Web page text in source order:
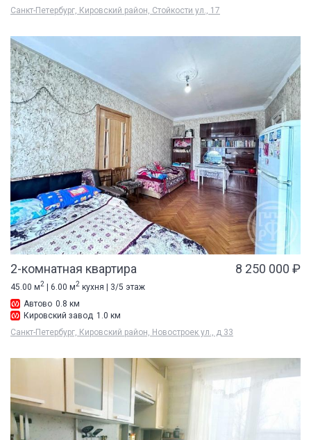
Санкт-Петербург, Кировский район, Стойкости ул., 17
2-комнатная квартира 8 250 000 ₽
45.00 м2 | 6.00 м2 кухня | 3/5 этаж
Автово 0.8 км
Кировский завод 1.0 км
Санкт-Петербург, Кировский район, Новостроек ул., д 33